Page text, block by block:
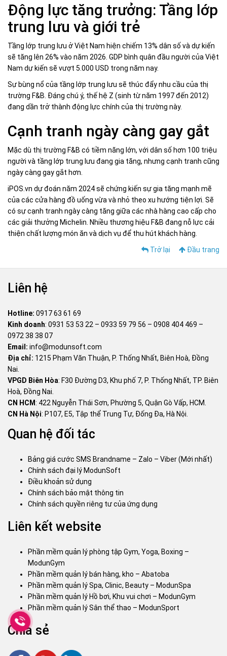
Động lực tăng trưởng: Tầng lớp
trung lưu và giới trẻ
Tầng lớp trung lưu ở Việt Nam hiện chiếm 13% dân số và dự kiến ​​
sẽ tăng lên 26% vào năm 2026. GDP bình quân đầu người của Việt
Nam dự kiến ​​sẽ vượt 5.000 USD trong năm nay.
Sự bùng nổ của tầng lớp trung lưu sẽ thúc đẩy nhu cầu của thị
trường F&B. Đáng chú ý, thế hệ Z (sinh từ năm 1997 đến 2012)
đang dần trở thành động lực chính của thị trường này.
Cạnh tranh ngày càng gay gắt
Mặc dù thị trường F&B có tiềm năng lớn, với dân số hơn 100 triệu
người và tầng lớp trung lưu đang gia tăng, nhưng cạnh tranh cũng
ngày càng gay gắt hơn.
iPOS.vn dự đoán năm 2024 sẽ chứng kiến ​​sự gia tăng mạnh mẽ
của các cửa hàng đồ uống vừa và nhỏ theo xu hướng tiện lợi. Sẽ
có sự cạnh tranh ngày càng tăng giữa các nhà hàng cao cấp cho
các giải thưởng Michelin. Nhiều thương hiệu F&B đang nỗ lực cải
thiện chất lượng món ăn và dịch vụ để thu hút khách hàng.
Trở lại
Đầu trang
Liên hệ
Hotline: 0917 63 61 69
Kinh doanh: 0931 53 53 22 – 0933 59 79 56 – 0908 404 469 –
0972 38 38 07
Email: info@modunsoft.com
Địa chỉ: 1215 Phạm Văn Thuận, P. Thống Nhất, Biên Hoà, Đồng
Nai.
VPGD Biên Hòa: F30 Đường D3, Khu phố 7, P. Thống Nhất, TP. Biên
Hoà, Đồng Nai.
CN HCM: 422 Nguyễn Thái Sơn, Phường 5, Quận Gò Vấp, HCM.
CN Hà Nội: P107, E5, Tập thể Trung Tự, Đống Đa, Hà Nội.
Quan hệ đối tác
Bảng giá cước SMS Brandname – Zalo – Viber (Mới nhất)
Chính sách đại lý ModunSoft
Điều khoản sử dụng
Chính sách bảo mật thông tin
Chính sách quyền riêng tư của ứng dụng
Liên kết website
Phần mềm quản lý phòng tập Gym, Yoga, Boxing –
ModunGym
Phần mềm quản lý bán hàng, kho – Abatoba
Phần mềm quản lý Spa, Clinic, Beauty – ModunSpa
Phần mềm quản lý Hồ bơi, Khu vui chơi – ModunGym
Phần mềm quản lý Sân thể thao – ModunSport
Chia sẻ